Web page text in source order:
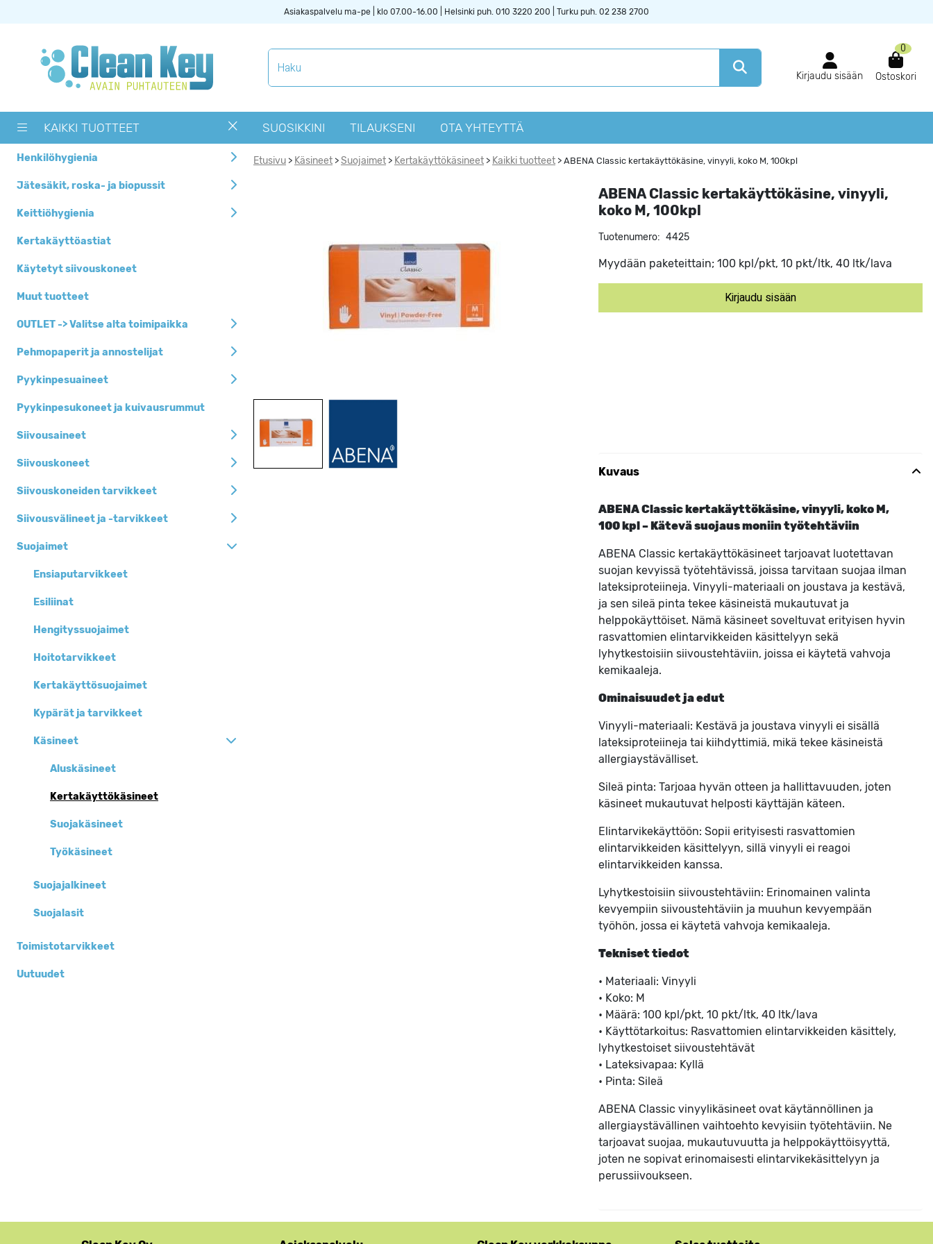
Asiakaspalvelu ma-pe | klo 07.00-16.00 | Helsinki puh. 010 3220 200 | Turku puh. 02 238 2700
Kirjaudu sisään
0
Ostoskori
KAIKKI TUOTTEET SUOSIKKINI TILAUKSENI OTA YHTEYTTÄ
Henkilöhygienia
Jätesäkit, roska- ja biopussit
Keittiöhygienia
Kertakäyttöastiat
Käytetyt siivouskoneet
Muut tuotteet
OUTLET -> Valitse alta toimipaikka
Pehmopaperit ja annostelijat
Pyykinpesuaineet
Pyykinpesukoneet ja kuivausrummut
Siivousaineet
Siivouskoneet
Siivouskoneiden tarvikkeet
Siivousvälineet ja -tarvikkeet
Suojaimet
Ensiaputarvikkeet
Esiliinat
Hengityssuojaimet
Hoitotarvikkeet
Kertakäyttösuojaimet
Kypärät ja tarvikkeet
Käsineet
Aluskäsineet
Kertakäyttökäsineet
Suojakäsineet
Työkäsineet
Suojajalkineet
Suojalasit
Toimistotarvikkeet
Uutuudet
Etusivu > Käsineet > Suojaimet > Kertakäyttökäsineet > Kaikki tuotteet > ABENA Classic kertakäyttökäsine, vinyyli, koko M, 100kpl
ABENA Classic kertakäyttökäsine, vinyyli,
koko M, 100kpl
Tuotenumero: 4425
Myydään paketeittain; 100 kpl/pkt, 10 pkt/ltk, 40 ltk/lava
Kirjaudu sisään
Kuvaus
ABENA Classic kertakäyttökäsine, vinyyli, koko M,
100 kpl – Kätevä suojaus moniin työtehtäviin
ABENA Classic kertakäyttökäsineet tarjoavat luotettavan
suojan kevyissä työtehtävissä, joissa tarvitaan suojaa ilman
lateksiproteiineja. Vinyyli-materiaali on joustava ja kestävä,
ja sen sileä pinta tekee käsineistä mukautuvat ja
helppokäyttöiset. Nämä käsineet soveltuvat erityisen hyvin
rasvattomien elintarvikkeiden käsittelyyn sekä
lyhytkestoisiin siivoustehtäviin, joissa ei käytetä vahvoja
kemikaaleja.
Ominaisuudet ja edut
Vinyyli-materiaali: Kestävä ja joustava vinyyli ei sisällä
lateksiproteiineja tai kiihdyttimiä, mikä tekee käsineistä
allergiaystävälliset.
Sileä pinta: Tarjoaa hyvän otteen ja hallittavuuden, joten
käsineet mukautuvat helposti käyttäjän käteen.
Elintarvikekäyttöön: Sopii erityisesti rasvattomien
elintarvikkeiden käsittelyyn, sillä vinyyli ei reagoi
elintarvikkeiden kanssa.
Lyhytkestoisiin siivoustehtäviin: Erinomainen valinta
kevyempiin siivoustehtäviin ja muuhun kevyempään
työhön, jossa ei käytetä vahvoja kemikaaleja.
Tekniset tiedot
• Materiaali: Vinyyli
• Koko: M
• Määrä: 100 kpl/pkt, 10 pkt/ltk, 40 ltk/lava
• Käyttötarkoitus: Rasvattomien elintarvikkeiden käsittely,
lyhytkestoiset siivoustehtävät
• Lateksivapaa: Kyllä
• Pinta: Sileä
ABENA Classic vinyylikäsineet ovat käytännöllinen ja
allergiaystävällinen vaihtoehto kevyisiin työtehtäviin. Ne
tarjoavat suojaa, mukautuvuutta ja helppokäyttöisyyttä,
joten ne sopivat erinomaisesti elintarvikekäsittelyyn ja
perussiivoukseen.
Tuotekategoriat
Muut tuotteet
alta toimipaikka
Pyykinpesukoneet ja
Siivouskoneiden
tarvikkeet
Uutuudet
-tarvikkeet
Pehmopaperit ja
ja biopussit
Henkilöhygienia
Keittiöhygienia
Pyykinpesuaineet
Siivouskoneet